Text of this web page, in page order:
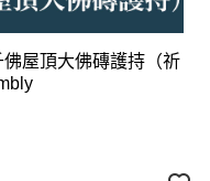
屋頂大佛磚護持（祈